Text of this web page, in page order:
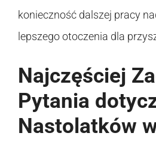
konieczność dalszej pracy
lepszego otoczenia dla
Najczęściej
Pytania
Nastolatków